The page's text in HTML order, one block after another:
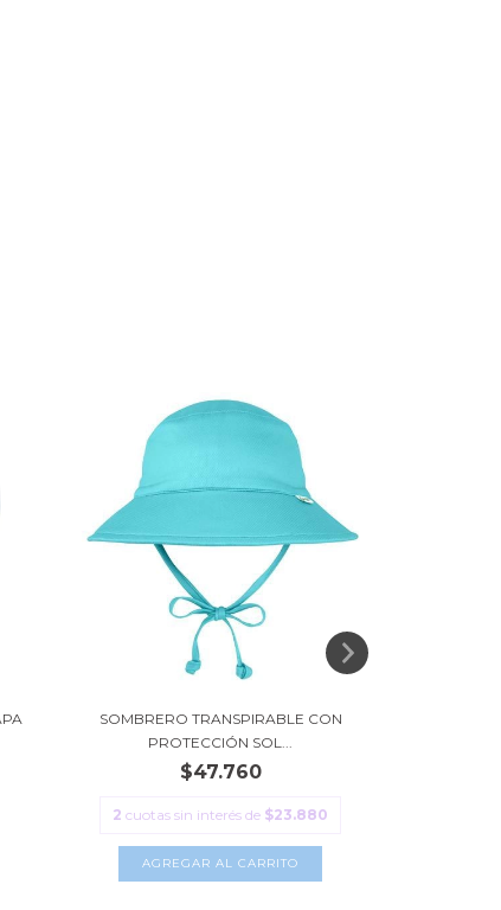
SOMBRERO TRANSPIRABLE CON
PROTECCIÓN SOL...
$47.760
2 cuotas sin interés de $23.880
AGREGAR AL CARRITO